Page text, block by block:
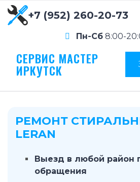
+7 (952) 260-20-73
Пн-Сб 8:00-
СЕРВИС МАСТЕР
ИРКУТСК
РЕМОНТ
LERAN
Выезд в любой район
обращения